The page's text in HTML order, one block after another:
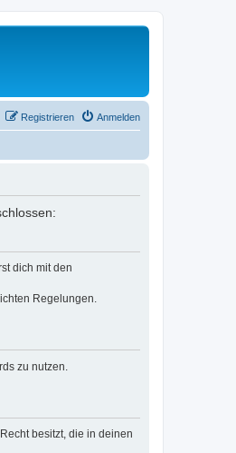
Anmelden
Registrieren
dich mit den
Regelungen.
zu nutzen.
besitzt, die in deinen